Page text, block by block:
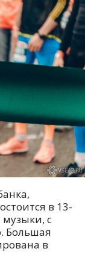
в 13-
музыки, с
Большая
в